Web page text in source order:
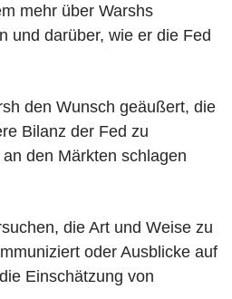
mehr über Warshs
und darüber, wie er die Fed
den Wunsch geäußert, die
Bilanz der Fed zu
den Märkten schlagen
die Art und Weise zu
oder Ausblicke auf
Einschätzung von